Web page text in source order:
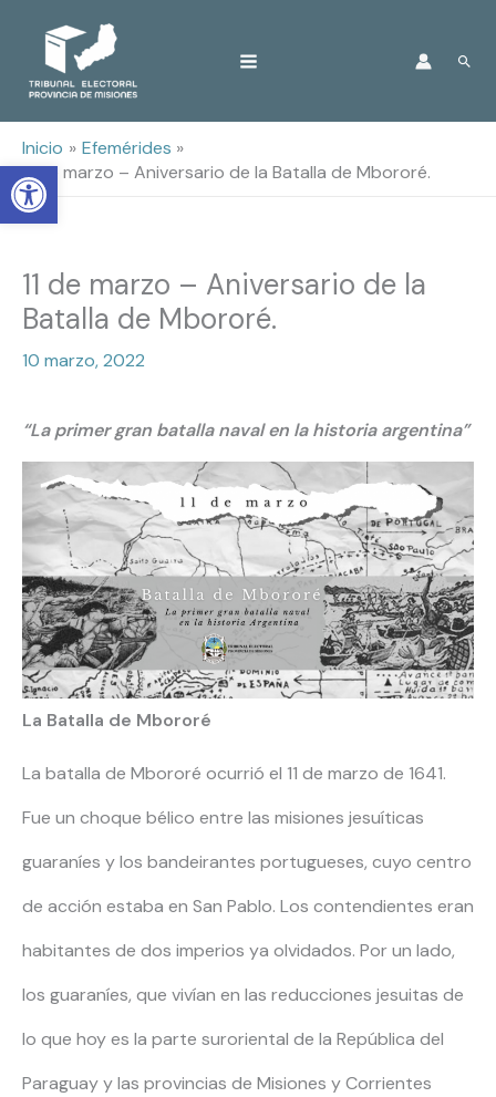
Open toolbar
Inicio
Efemérides
11 de marzo – Aniversario de la Batalla de Mbororé.
11 de marzo – Aniversario de la
Batalla de Mbororé.
10 marzo, 2022
“La primer gran batalla naval en la historia argentina”
La Batalla de Mbororé
La batalla de Mbororé ocurrió el 11 de marzo de 1641.
Fue un choque bélico entre las misiones jesuíticas
guaraníes y los bandeirantes portugueses, cuyo centro
de acción estaba en San Pablo. Los contendientes eran
habitantes de dos imperios ya olvidados. Por un lado,
los guaraníes, que vivían en las reducciones jesuitas de
lo que hoy es la parte suroriental de la República del
Paraguay y las provincias de Misiones y Corrientes